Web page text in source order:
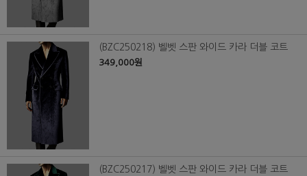
(BZC250218) 벨벳 스판 와이드 카라 더블 코트
349,000원
(BZC250217) 벨벳 스판 와이드 카라 더블 코트